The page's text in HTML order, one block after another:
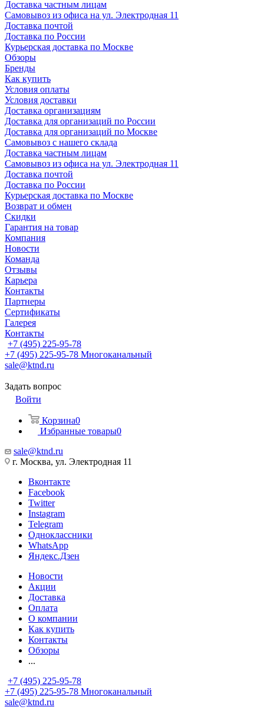
Доставка частным лицам
Самовывоз из офиса на ул. Электродная 11
Доставка почтой
Доставка по России
Курьерская доставка по Москве
Обзоры
Бренды
Как купить
Условия оплаты
Условия доставки
Доставка организациям
Доставка для организаций по России
Доставка для организаций по Москве
Самовывоз с нашего склада
Доставка частным лицам
Самовывоз из офиса на ул. Электродная 11
Доставка почтой
Доставка по России
Курьерская доставка по Москве
Возврат и обмен
Скидки
Гарантия на товар
Компания
Новости
Команда
Отзывы
Карьера
Контакты
Партнеры
Сертификаты
Галерея
Контакты
+7 (495) 225-95-78
+7 (495) 225-95-78 Многоканальный
sale@ktnd.ru
Задать вопрос
Войти
Корзина0
Избранные товары0
sale@ktnd.ru
г. Москва, ул. Электродная 11
Вконтакте
Facebook
Twitter
Instagram
Telegram
Одноклассники
WhatsApp
Яндекс.Дзен
Новости
Акции
Доставка
Оплата
О компании
Как купить
Контакты
Обзоры
...
+7 (495) 225-95-78
+7 (495) 225-95-78 Многоканальный
sale@ktnd.ru